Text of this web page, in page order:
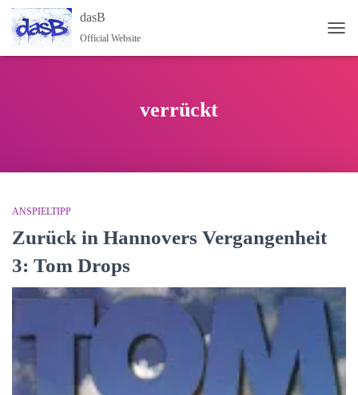
dasB
Official Website
verrückt
ANSPIELTIPP
Zurück in Hannovers Vergangenheit
3: Tom Drops